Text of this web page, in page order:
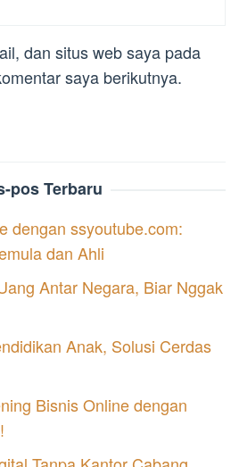
dan situs web saya pada
saya berikutnya.
pos Terbaru
dengan ssyoutube.com:
dan Ahli
Antar Negara, Biar Nggak
Anak, Solusi Cerdas
Bisnis Online dengan